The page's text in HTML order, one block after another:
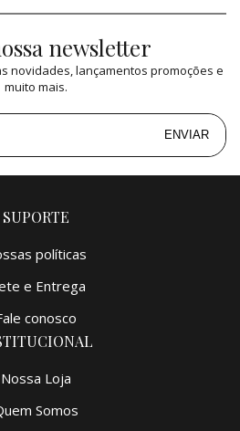
=R$ 5.300,00
=R$ 5.299,47
newsletter
novidades, lançamentos promoções e
muito mais.
ENVIAR
SUPORTE
políticas
e Entrega
conosco
Nossa Loja
Somos